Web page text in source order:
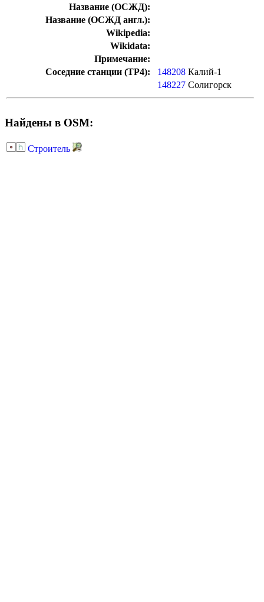
Название (ОСЖД):
Название (ОСЖД англ.):
Wikipedia:
Wikidata:
Примечание:
Соседние станции (ТР4):
148208 Калий-1
148227 Солигорск
Найдены в OSM:
Строитель